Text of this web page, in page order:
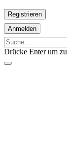
Registrieren
Anmelden
Suchen
nach:
Drücke Enter um